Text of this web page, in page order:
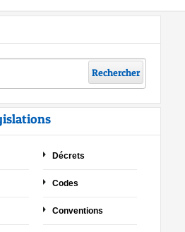
Rechercher
Décrets
Codes
Conventions